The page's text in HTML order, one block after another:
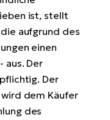
ist, stellt
aufgrund des
einen
aus. Der
Der
dem Käufer
des